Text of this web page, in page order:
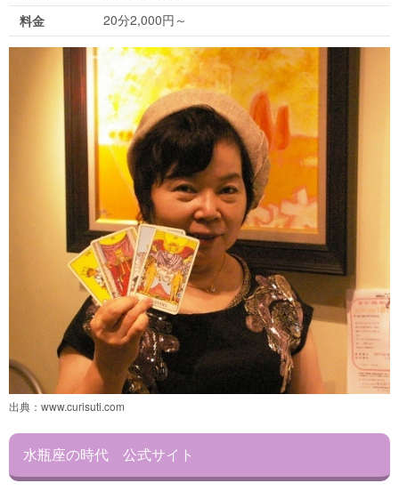
料金
20分2,000円～
出典： www.curisuti.com
水瓶座の時代 公式サイト